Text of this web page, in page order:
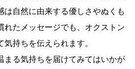
は自然に由来する優しさやぬくも
れたメッセージでも、オクストン
持ちを伝えられます。
まる気持ちを届けてみてはいかが